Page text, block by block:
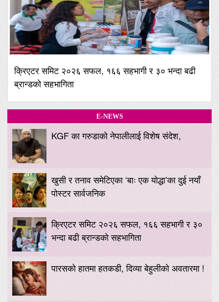
क्रिएटर समिट २०२६ सफल, १६६ सहभागी र ३० भन्दा बढी
ब्रान्डको सहभागिता
E-NEWS
KGF का गरुडाको नेपालीलाई विशेष संदेश,
खुसी र तनाव समेटिएका ‘बाः एक योद्धा’का दुई नयाँ
पोस्टर सार्वजनिक
क्रिएटर समिट २०२६ सफल, १६६ सहभागी र ३०
भन्दा बढी ब्रान्डको सहभागिता
पारसको हातमा हतकडी, दिव्या बेहुलीको अवतारमा !